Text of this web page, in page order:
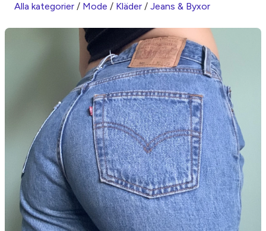
Alla kategorier / Mode / Kläder / Jeans & Byxor